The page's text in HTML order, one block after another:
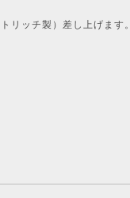
リッチ製）差し上げます。